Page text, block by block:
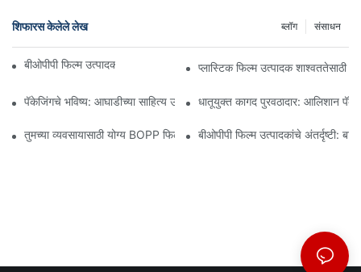
शिफारस केलेले लेख संसाधन
ब्लॉग
बीओपीपी फिल्म उत्पादक: लवचिक पॅकेजिंगचा कणाप्लास्टिक फिल्म उत्पादक
पॅकेजिंगचे भविष्य: आघाडीच्या साहित्य उत्पादकांकडून अंतर्दृष्टीधातूयुक्त कागद पुरवठादार: आलिशान
तुमच्या व्यवसायासाठी योग्य BOPP फिल्म पुरवठादार निवडणे का महत्त्वाचे आहे
बीओपीपी फिल्म उत्पादकांचे अंतर्दृष्टी: